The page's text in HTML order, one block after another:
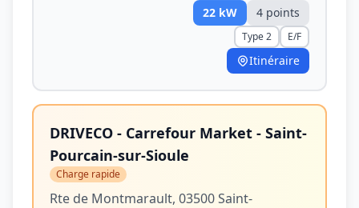
22 kW 4 points
Type 2 E/F
Itinéraire
DRIVECO - Carrefour Market - Saint-
Pourcain-sur-Sioule
Charge rapide
Rte de Montmarault, 03500 Saint-